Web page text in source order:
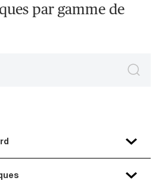
par gamme de